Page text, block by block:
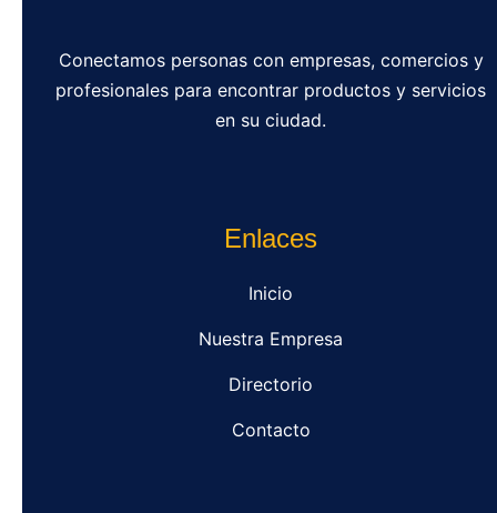
Conectamos personas con empresas, comercios y
profesionales para encontrar productos y servicios
en su ciudad.
Enlaces
Inicio
Nuestra Empresa
Directorio
Contacto